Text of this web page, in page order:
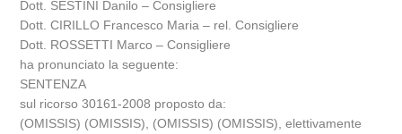
Dott. SESTINI Danilo – Consigliere
Dott. CIRILLO Francesco Maria – rel. Consigliere
Dott. ROSSETTI Marco – Consigliere
ha pronunciato la seguente:
SENTENZA
sul ricorso 30161-2008 proposto da:
(OMISSIS) (OMISSIS), (OMISSIS) (OMISSIS), elettivamente